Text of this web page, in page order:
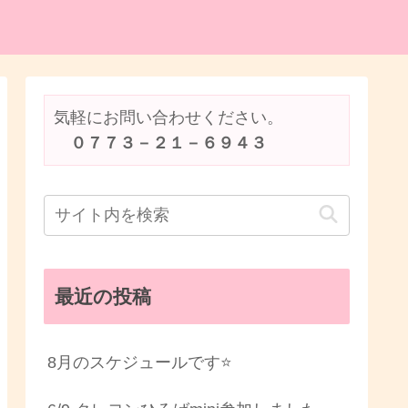
気軽にお問い合わせください。
０７７３－２１－６９４３
最近の投稿
8月のスケジュールです⭐